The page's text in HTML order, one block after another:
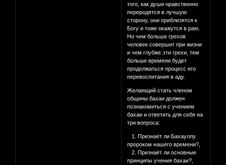
того, как души нравственно
переродятся в лучшую
сторону, они приблизятся к
Богу и тоже окажутся в раю.
Но чем больше грехов
человек совершит при жизни
и чем глубже эти грехи, тем
больше времени будет
продолжаться процесс его
перевоспитания в аду.
Желающий стать членом
общины бахаи должен
познакомиться с учением
бахаи и ответить для себя на
три вопроса:
1. Признаёт ли Бахауллу
пророком нашего времени?,
2. Признаёт ли основные
принципы учения бахаи?,